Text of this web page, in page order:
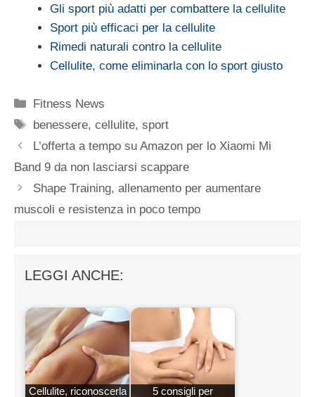
Gli sport più adatti per combattere la cellulite
Sport più efficaci per la cellulite
Rimedi naturali contro la cellulite
Cellulite, come eliminarla con lo sport giusto
Categorie
Fitness News
Tag
benessere,cellulite,sport
L’offerta a tempo su Amazon per lo Xiaomi Mi
Band 9 da non lasciarsi scappare
Shape Training, allenamento per aumentare
muscoli e resistenza in poco tempo
LEGGI ANCHE:
Cellulite, riconoscerla
5 consigli per